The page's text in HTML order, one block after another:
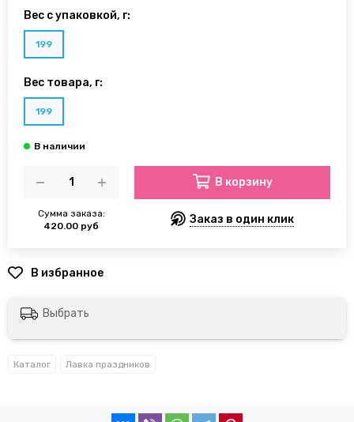
Вес с упаковкой, г:
199
Вес товара, г:
199
Сумма заказа:
420.00 руб
В корзину
Заказ в один клик
Выбрать
Каталог Лавка праздников